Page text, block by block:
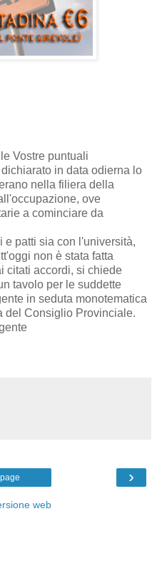
Vostre puntuali
in data odierna lo
nella filiera della
ove
a cominciare da
e patti sia con l'università,
non è stata fatta
citati accordi, si chiede
tavolo per le suddette
in seduta monotematica
del Consiglio Provinciale.
›
web